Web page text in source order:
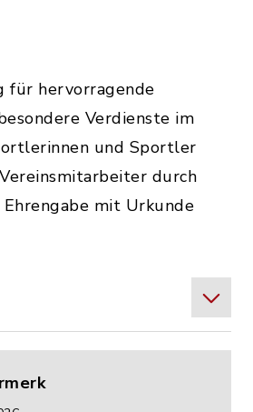
für hervorragende
Verdienste im
und Sportler
durch
mit Urkunde